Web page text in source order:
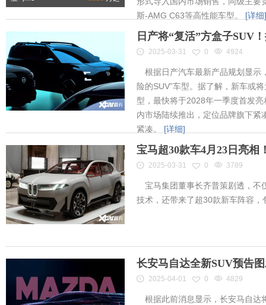
斯-AMG C63等高性能车型。 [详细]
日产将“复活”方盒子SUV
2025-03-31 0 4924
根据日产汽车最新产品规划显示
险的SUV”车型。据了解，新车或
型，最快将于2028年一季度首发
内市场陆续推出，定位品牌旗下紧
紧凑。 [详细]
宝马超30款车4月23日亮
2025-03-31 0 3789
宝马集团董事长齐普策剧透，不
技术，还带来了超30款新车阵容
长安马自达全新SUV预告
2025-04-01 0 4829
根据此前消息显示，长安马自达